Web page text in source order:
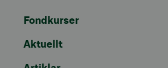
Fondkurser
Aktuellt